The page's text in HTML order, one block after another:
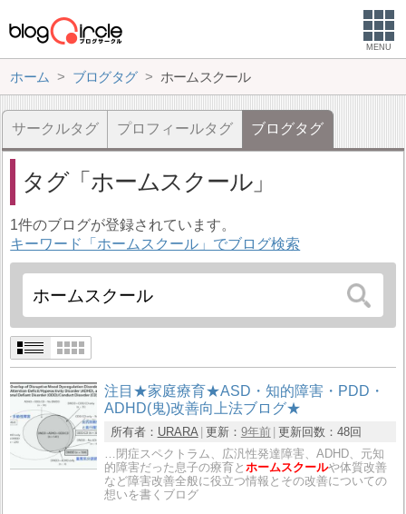
MENU
ホーム ブログタグ ホームスクール
サークルタグ プロフィールタグ ブログタグ
タグ ホームスクール
1件のブログが登録されています。
キーワード「ホームスクール」でブログ検索
注目★家庭療育★ASD・知的障害・PDD・
ADHD(鬼)改善向上法ブログ★
所有者： URARA 更新： 9年前 更新回数： 48回
…閉症スペクトラム、広汎性発達障害、ADHD、元知
的障害だった息子の療育とホームスクールや体質改善
など障害改善全般に役立つ情報とその改善についての
想いを書くブログ